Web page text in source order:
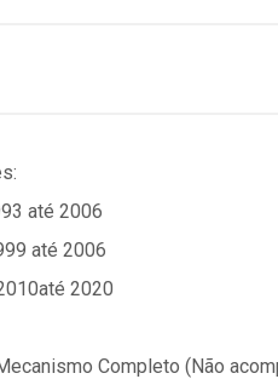
até 2006
até 2006
2020
Completo (Não